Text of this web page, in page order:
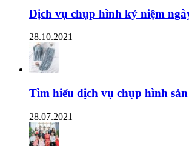
Dịch vụ chụp hình kỷ niệm
28.10.2021
Tìm hiểu dịch vụ chụp hình
28.07.2021